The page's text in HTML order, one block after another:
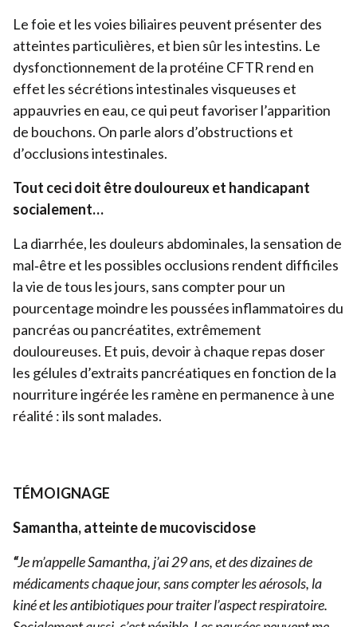
Le foie et les voies biliaires peuvent présenter des
atteintes particulières, et bien sûr les intestins. Le
dysfonctionnement de la protéine CFTR rend en
effet les sécrétions intestinales visqueuses et
appauvries en eau, ce qui peut favoriser l’apparition
de bouchons. On parle alors d’obstructions et
d’occlusions intestinales.
Tout ceci doit être douloureux et handicapant
socialement…
La diarrhée, les douleurs abdominales, la sensation de
mal‑être et les possibles occlusions rendent difficiles
la vie de tous les jours, sans compter pour un
pourcentage moindre les poussées inflammatoires du
pancréas ou pancréatites, extrêmement
douloureuses. Et puis, devoir à chaque repas doser
les gélules d’extraits pancréatiques en fonction de la
nourriture ingérée les ramène en permanence à une
réalité : ils sont malades.
TÉMOIGNAGE
Samantha, atteinte de mucoviscidose
“Je m’appelle Samantha, j’ai29ans, et des dizaines de
médicaments chaque jour, sans compter les aérosols, la
kiné et les antibiotiques pour traiter l’aspect respiratoire.